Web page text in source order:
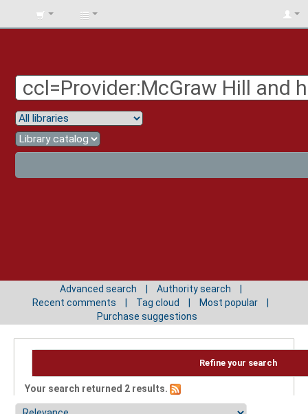
BIBLIOTECA
Advanced search
Authority search
Recent comments
Tag cloud
Most popular
Purchase suggestions
Refine your search
Your search returned 2 results.